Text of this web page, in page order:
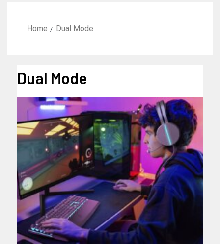
Home Dual Mode
Dual Mode